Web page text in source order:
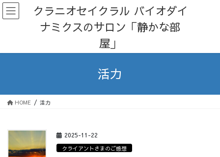
コ
ン
へ
プ
ナ
ビ
ョ
動
クラニオセイクラル バイオダイ
ナミクスのサロン「静かな部
屋」
活力
HOME 活力
2025-11-22
クライアントさまのご感想